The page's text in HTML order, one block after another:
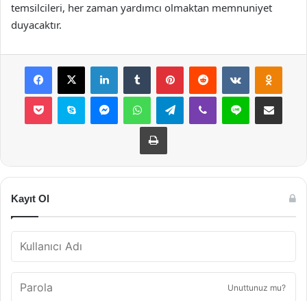
temsilcileri, her zaman yardımcı olmaktan memnuniyet
duyacaktır.
Facebook
X LinkedInTumblr PinterestReddit VKontakte
Pocket Skype MessengerWhatsAppTelegramViber Line E-Posta ile
Yazdır
Kayıt Ol
Unuttunuz mu?